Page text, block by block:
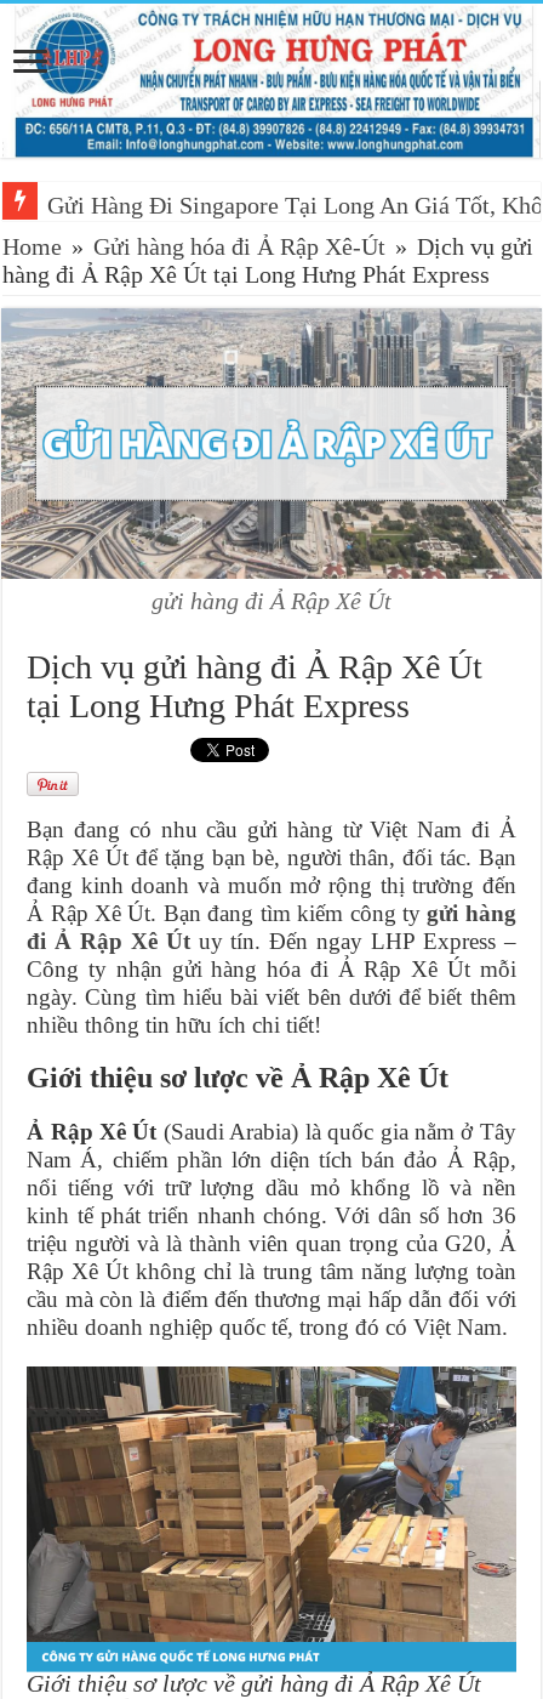
Gửi Hàng Đi Singapore Tại Long An Giá Tốt,
Home » Gửi hàng hóa đi Ả Rập Xê-Út » Dịch vụ gửi
hàng đi Ả Rập Xê Út tại Long Hưng Phát Express
gửi hàng đi Ả Rập Xê Út
Dịch vụ gửi hàng đi Ả Rập Xê Út
tại Long Hưng Phát Express
Bạn đang có nhu cầu gửi hàng từ Việt Nam đi Ả
Rập Xê Út để tặng bạn bè, người thân, đối tác. Bạn
đang kinh doanh và muốn mở rộng thị trường đến
Ả Rập Xê Út. Bạn đang tìm kiếm công tygửi hàng
đi Ả Rập Xê Útuy tín. Đến ngay LHP Express –
Công ty nhận gửi hàng hóa đi Ả Rập Xê Út mỗi
ngày. Cùng tìm hiểu bài viết bên dưới để biết thêm
nhiều thông tin hữu ích chi tiết!
Giới thiệu sơ lược về Ả Rập Xê Út
Ả Rập Xê Út (Saudi Arabia) là quốc gia nằm ở Tây
Nam Á, chiếm phần lớn diện tích bán đảo Ả Rập,
nổi tiếng với trữ lượng dầu mỏ khổng lồ và nền
kinh tế phát triển nhanh chóng. Với dân số hơn 36
triệu người và là thành viên quan trọng của G20, Ả
Rập Xê Út không chỉ là trung tâm năng lượng toàn
cầu mà còn là điểm đến thương mại hấp dẫn đối với
nhiều doanh nghiệp quốc tế, trong đó có Việt Nam.
Giới thiệu sơ lược về gửi hàng đi Ả Rập Xê Út